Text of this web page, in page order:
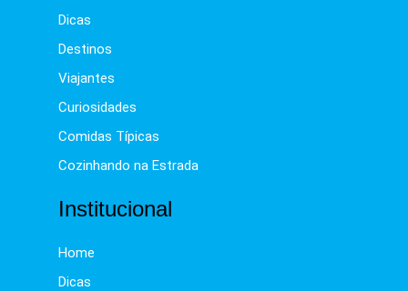
Dicas
Destinos
Viajantes
Curiosidades
Comidas Típicas
Cozinhando na Estrada
Institucional
Home
Dicas